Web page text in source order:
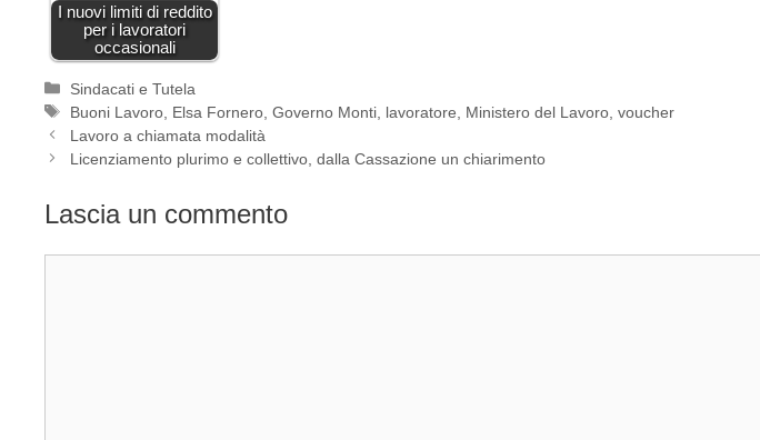
I nuovi limiti di reddito
per i lavoratori
occasionali
Categorie
Sindacati e Tutela
Tag
Buoni Lavoro Elsa Fornero ,Governo Monti lavoratore Ministero del Lavoro ,voucher
Lavoro a chiamata modalità
Licenziamento plurimo e collettivo, dalla Cassazione un chiarimento
Lascia un commento